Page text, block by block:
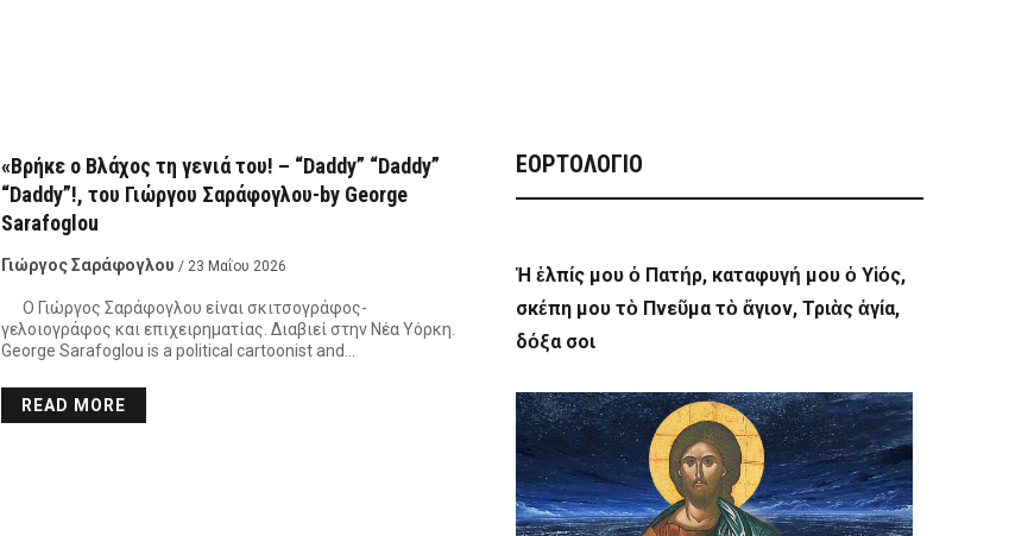
«Βρήκε ο Βλάχος τη γενιά του! – “Daddy” “Daddy”
“Daddy”!, του Γιώργου Σαράφογλου-by George
Sarafoglou
Γιώργος Σαράφογλου / 23 Μαΐου 2026
Ο Γιώργος Σαράφογλου είναι σκιτσογράφος-
γελοιογράφος και επιχειρηματίας. Διαβιεί στην Νέα Υόρκη.
George Sarafoglou is a political cartoonist and…
READ MORE
ΕΟΡΤΟΛΟΓΙΟ
Ἡ ἐλπίς μου ὁ Πατήρ, καταφυγή μου ὁ Υἱός,
σκέπη μου τὸ Πνεῦμα τὸ ἅγιον, Τριὰς ἁγία,
δόξα σοι